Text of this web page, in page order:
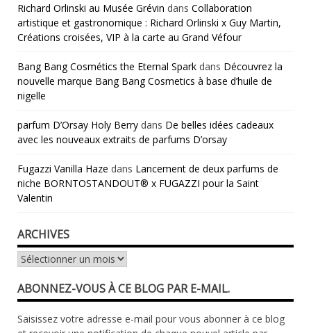
Richard Orlinski au Musée Grévin dans Collaboration
artistique et gastronomique : Richard Orlinski x Guy Martin,
Créations croisées, VIP à la carte au Grand Véfour
Bang Bang Cosmétics the Eternal Spark dans Découvrez la
nouvelle marque Bang Bang Cosmetics à base d’huile de
nigelle
parfum D’Orsay Holy Berry dans De belles idées cadeaux
avec les nouveaux extraits de parfums D’orsay
Fugazzi Vanilla Haze dans Lancement de deux parfums de
niche BORNTOSTANDOUT® x FUGAZZI pour la Saint
Valentin
ARCHIVES
Archives
ABONNEZ-VOUS À CE BLOG PAR E-MAIL.
Saisissez votre adresse e-mail pour vous abonner à ce blog